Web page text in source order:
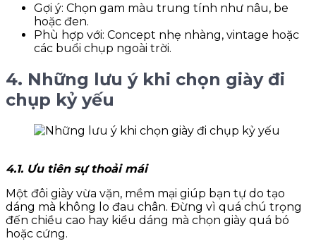
Gợi ý: Chọn gam màu trung tính như nâu, be
hoặc đen.
Phù hợp với: Concept nhẹ nhàng, vintage hoặc
các buổi chụp ngoài trời.
4. Những lưu ý khi chọn giày đi
chụp kỷ yếu
4.1. Ưu tiên sự thoải mái
Một đôi giày vừa vặn, mềm mại giúp bạn tự do tạo
dáng mà không lo đau chân. Đừng vì quá chú trọng
đến chiều cao hay kiểu dáng mà chọn giày quá bó
hoặc cứng.